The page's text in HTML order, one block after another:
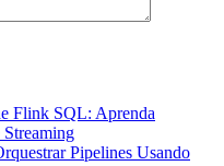
Flink SQL: Aprenda
Streaming
Pipelines Usando